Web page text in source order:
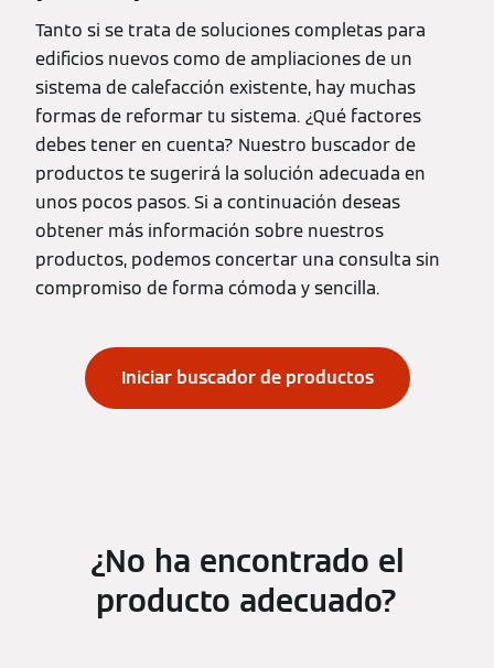
Tanto si se trata de soluciones completas para
edificios nuevos como de ampliaciones de un
sistema de calefacción existente, hay muchas
formas de reformar tu sistema. ¿Qué factores
debes tener en cuenta? Nuestro buscador de
productos te sugerirá la solución adecuada en
unos pocos pasos. Si a continuación deseas
obtener más información sobre nuestros
productos, podemos concertar una consulta sin
compromiso de forma cómoda y sencilla.
Iniciar buscador de productos
¿No ha encontrado el
producto adecuado?